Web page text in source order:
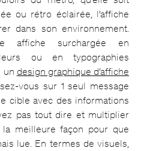
ou rétro éclairée, l’affiche
dans son environnement.
affiche surchargée en
ou en typographies
un design graphique d’affiche
vous sur 1 seul message
cible avec des informations
pas tout dire et multiplier
meilleure façon pour que
lue. En termes de visuels,